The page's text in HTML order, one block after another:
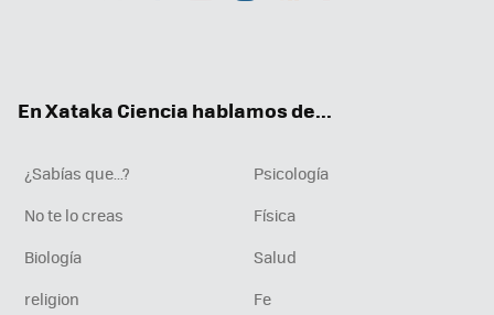
En Xataka Ciencia hablamos de...
¿Sabías que...?
Psicología
No te lo creas
Física
Biología
Salud
religion
Fe